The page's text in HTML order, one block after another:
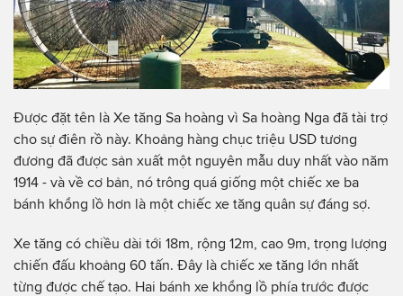
Được đặt tên là Xe tăng Sa hoàng vì Sa hoàng Nga đã tài trợ
cho sự điên rồ này. Khoảng hàng chục triệu USD tương
đương đã được sản xuất một nguyên mẫu duy nhất vào năm
1914 - và về cơ bản, nó trông quá giống một chiếc xe ba
bánh khổng lồ hơn là một chiếc xe tăng quân sự đáng sợ.
Xe tăng có chiều dài tới 18m, rộng 12m, cao 9m, trọng lượng
chiến đấu khoảng 60 tấn. Đây là chiếc xe tăng lớn nhất
từng được chế tạo. Hai bánh xe khổng lồ phía trước được